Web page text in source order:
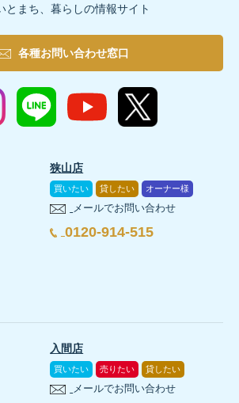
とまち、暮らしの情報サイト
各種お問い合わせ窓口
狭山店
買いたい 貸したい オーナー様
メールでお問い合わせ
0120-914-515
入間店
買いたい 売りたい 貸したい
メールでお問い合わせ